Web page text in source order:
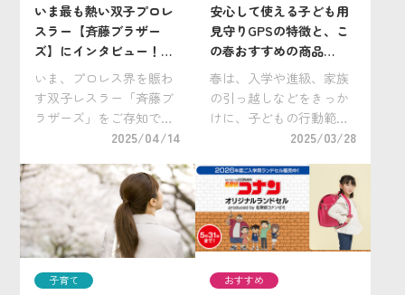
いま最も熱い双子プロレ
スラー【斉藤ブラザー
ズ】にインタビュー！こ
れまでの「険しい道の
り」とそれを乗り越えた
力の根源は？
いま、プロレス界を賑わ
す双子レスラー「斉藤ブ
ラザーズ」をご存知でし
ょうか。宮城県角田市に
をアメリカで過ごし、角
界での8年間の挑戦を経
て、2021年に34歳で全日
本プロレスからデビュ
ー。世界タッグ王者 […]
2025/04/14
安心して使える子ども用
見守りGPSの特徴と、こ
の春おすすめの商品
【2025年春版】
春は、入学や進級、家族
の引っ越しなどをきっか
けに、子どもの行動範囲
が変わる時期でもありま
うになったり、新しい習
い事に通うことになった
り、新たな挑戦に成長を
感じる思う一方で、共働
き家庭で送り迎えが難
[…]
2025/03/28
子育て おすすめ